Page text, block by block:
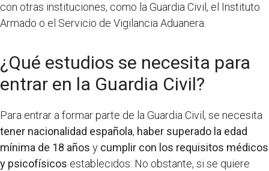
con otras instituciones, como la Guardia Civil, el Instituto
Armado o el Servicio de Vigilancia Aduanera.
¿Qué estudios se necesita para
entrar en la Guardia Civil?
Para entrar a formar parte de la Guardia Civil, se necesita
tener nacionalidad española, haber superado la edad
mínima de 18 años y cumplir con los requisitos médicos
y psicofísicos establecidos. No obstante, si se quiere